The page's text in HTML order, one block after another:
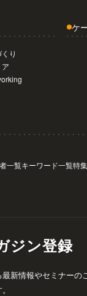
り
ケ
一覧キーワード一覧特
ジン登録
最新情報やセミナーの